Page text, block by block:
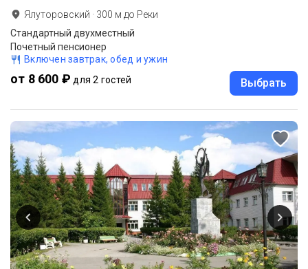
Ялуторовский · 300 м до Реки
Стандартный двухместный
Почетный пенсионер
Включен завтрак, обед и ужин
от 8 600 ₽ для 2 гостей Выбрать